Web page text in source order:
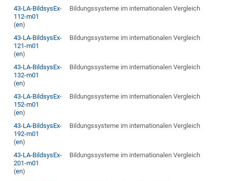
43-LA-BildsysEx-
112-m01
(en)
Bildungssysteme im internationalen Vergleich
43-LA-BildsysEx-
121-m01
(en)
Bildungssysteme im internationalen Vergleich
43-LA-BildsysEx-
132-m01
(en)
Bildungssysteme im internationalen Vergleich
43-LA-BildsysEx-
152-m01
(en)
Bildungssysteme im internationalen Vergleich
43-LA-BildsysEx-
192-m01
(en)
Bildungssysteme im internationalen Vergleich
43-LA-BildsysEx-
201-m01
(en)
Bildungssysteme im internationalen Vergleich